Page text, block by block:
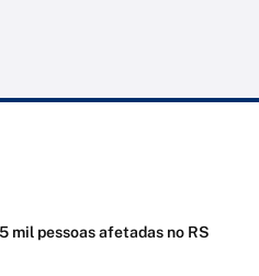
mil pessoas afetadas no RS